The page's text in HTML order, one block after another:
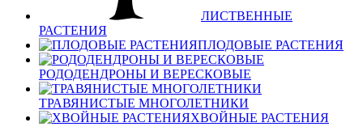
ЛИСТВЕННЫЕ
РАСТЕНИЯ
ПЛОДОВЫЕ РАСТЕНИЯ
РОДОДЕНДРОНЫ И ВЕРЕСКОВЫЕ
ТРАВЯНИСТЫЕ МНОГОЛЕТНИКИ
ХВОЙНЫЕ РАСТЕНИЯ